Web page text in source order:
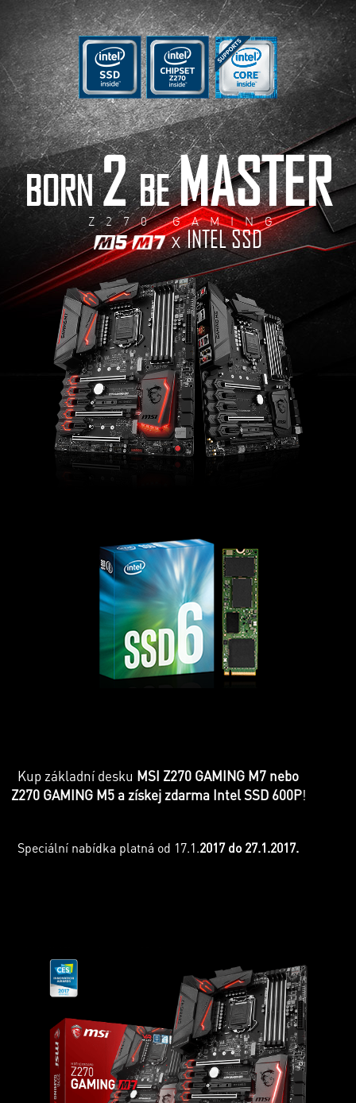
BORN2BEMASTER
Z270 GAMING
xINTEL SSD
Kup základní desku MSI Z270 GAMING M7 nebo
Z270 GAMING M5 a získej zdarma Intel SSD 600P!
Speciální nabídka platná od 17.1.2017 do 27.1.2017.